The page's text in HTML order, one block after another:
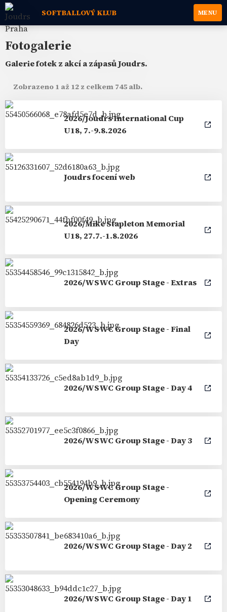
SOFTBALLOVÝ KLUB MENU
Fotogalerie
Galerie fotek z akcí a zápasů Joudrs.
Zobrazeno 1 až 12 z celkem 745 alb.
2026/Joudrs International Cup
U18, 7.-9.8.2026
Joudrs focení web
2026/Mike Stapleton Memorial
U18, 27.7.-1.8.2026
2026/WSWC Group Stage - Extras
2026/WSWC Group Stage - Final
Day
2026/WSWC Group Stage - Day 4
2026/WSWC Group Stage - Day 3
2026/WSWC Group Stage -
Opening Ceremony
2026/WSWC Group Stage - Day 2
2026/WSWC Group Stage - Day 1